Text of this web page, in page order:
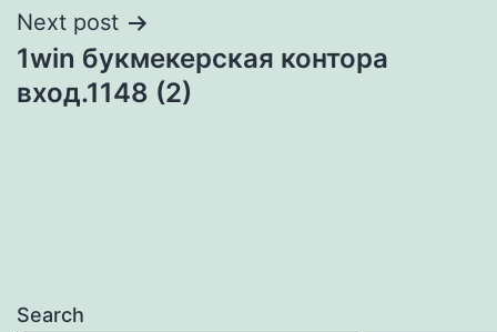
Next post
1win букмекерская контора
вход.1148 (2)
Search